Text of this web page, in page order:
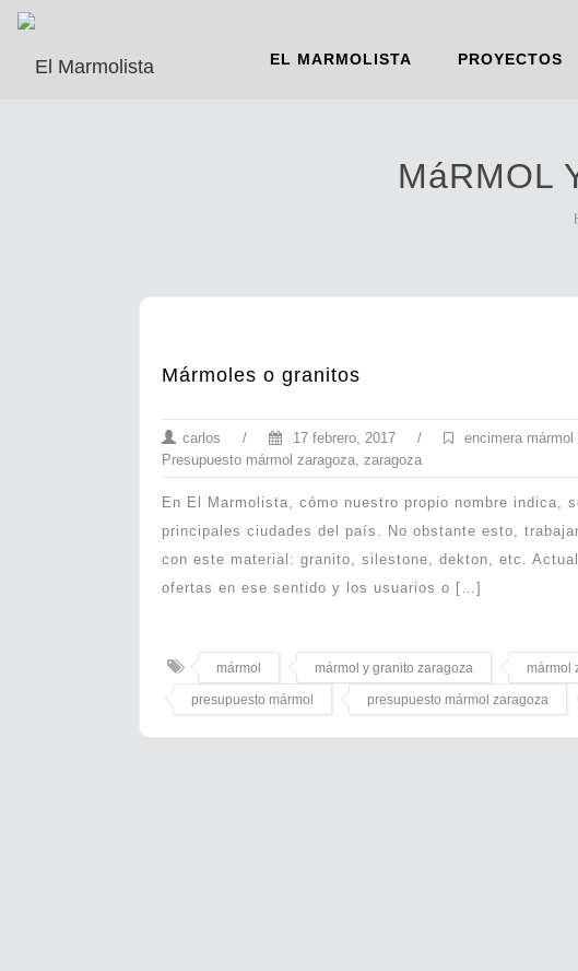
EL MARMOLISTA PROYECTOS
MáRMOL
Mármoles o granitos
carlos / 17 febrero, 2017 / encimera mármol
Presupuesto mármol zaragoza, zaragoza
En El Marmolista, cómo nuestro propio nombre indica,
principales ciudades del país. No obstante esto,
con este material: granito, silestone, dekton, etc.
ofertas en ese sentido y los usuarios o […]
mármol mármol y granito zaragoza mármol
presupuesto mármol presupuesto mármol zaragoza